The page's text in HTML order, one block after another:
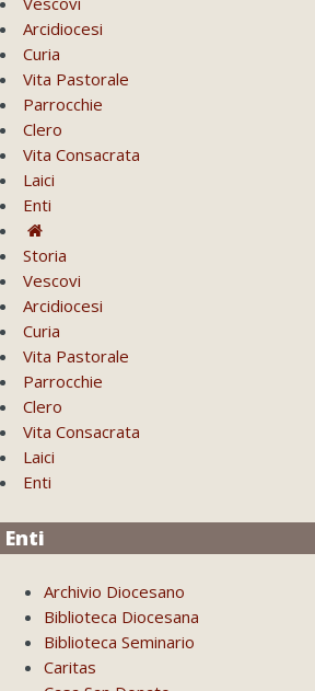
Arcidiocesi
Curia
Vita Pastorale
Parrocchie
Clero
Vita Consacrata
Laici
Enti
Storia
Vescovi
Arcidiocesi
Curia
Vita Pastorale
Parrocchie
Clero
Vita Consacrata
Laici
Enti
Enti
Archivio Diocesano
Biblioteca Diocesana
Biblioteca Seminario
Caritas